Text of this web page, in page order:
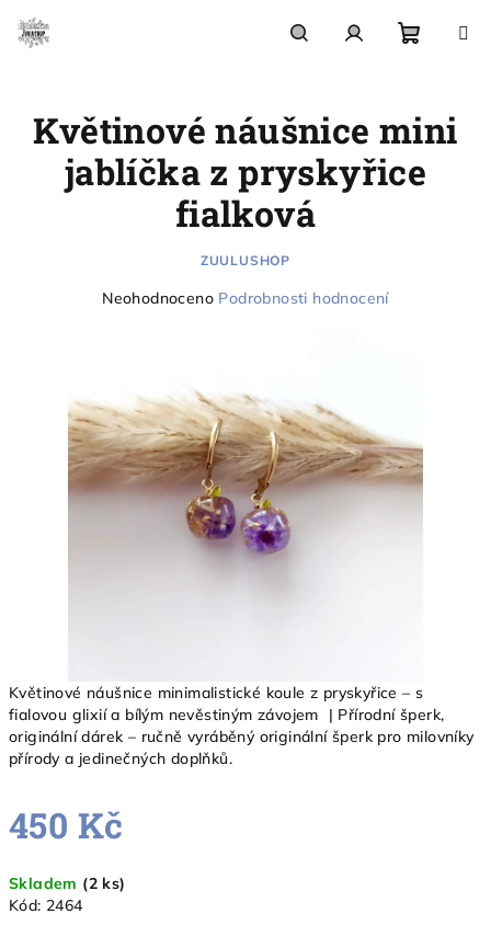
obsah
košík
Květinové náušnice minimalistické koule z pryskyřice – s
fialovou glixií a bílým nevěstiným závojem | Přírodní šperk,
originální dárek – ručně vyráběný originální šperk pro milovníky
přírody a jedinečných doplňků.
450 Kč
cena:
Skladem (2 ks)
Kód: 2464
Květinové náušnice mini
jablíčka z pryskyřice
fialková
ZUULUSHOP
Průměrné
z
5
hvězdiček.
Neohodnoceno Podrobnosti hodnocení